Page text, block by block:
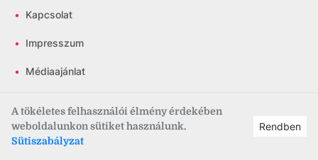
A tökéletes felhasználói élmény érdekében
weboldalunkon sütiket használunk.
Sütiszabályzat
Rendben
• Kapcsolat
• Impresszum
• Médiaajánlat
• Hozzászólás szabályzat